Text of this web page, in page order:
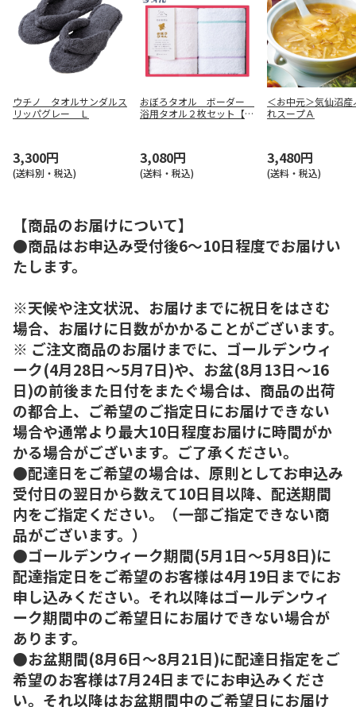
ウチノ タオルサンダルス
リッパグレー Ｌ
3,300円
(送料別・税込)
おぼろタオル ボーダー
浴用タオル２枚セット【慶
3,080円
(送料・税込)
＜お中元＞気仙沼産
れスープＡ
3,480円
(送料・税込)
【商品のお届けについて】
●商品はお申込み受付後6～10日程度でお届けい
たします。
※天候や注文状況、お届けまでに祝日をはさむ
場合、お届けに日数がかかることがございます。
※ ご注文商品のお届けまでに、ゴールデンウィ
ーク(4月28日～5月7日)や、お盆(8月13日～16
日)の前後また日付をまたぐ場合は、商品の出荷
の都合上、ご希望のご指定日にお届けできない
場合や通常より最大10日程度お届けに時間がか
かる場合がございます。ご了承ください。
●配達日をご希望の場合は、原則としてお申込み
受付日の翌日から数えて10日目以降、配送期間
内をご指定ください。（一部ご指定できない商
品がございます。）
●ゴールデンウィーク期間(5月1日～5月8日)に
配達指定日をご希望のお客様は4月19日までにお
申し込みください。それ以降はゴールデンウィ
ーク期間中のご希望日にお届けできない場合が
あります。
●お盆期間(8月6日～8月21日)に配達日指定をご
希望のお客様は7月24日までにお申込みくださ
い。それ以降はお盆期間中のご希望日にお届け